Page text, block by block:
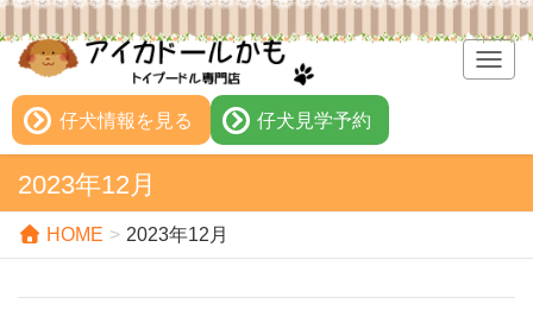
T
i
仔犬情報を見る 仔犬見学予約
2023年12月
HOME 2023年12月